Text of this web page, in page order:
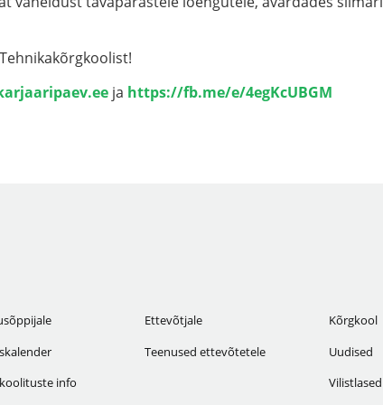
ja https://fb.me/e/4egKcUBGM
info
Ettevõtjale
Teenused ettevõtetele
Kõrgkool
Uudised
Vilistlased